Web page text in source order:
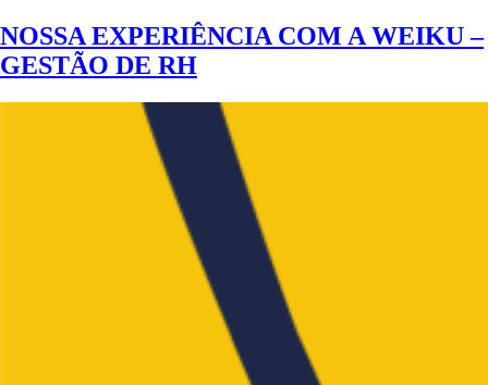
NOSSA EXPERIÊNCIA COM A WEIKU –
GESTÃO DE RH